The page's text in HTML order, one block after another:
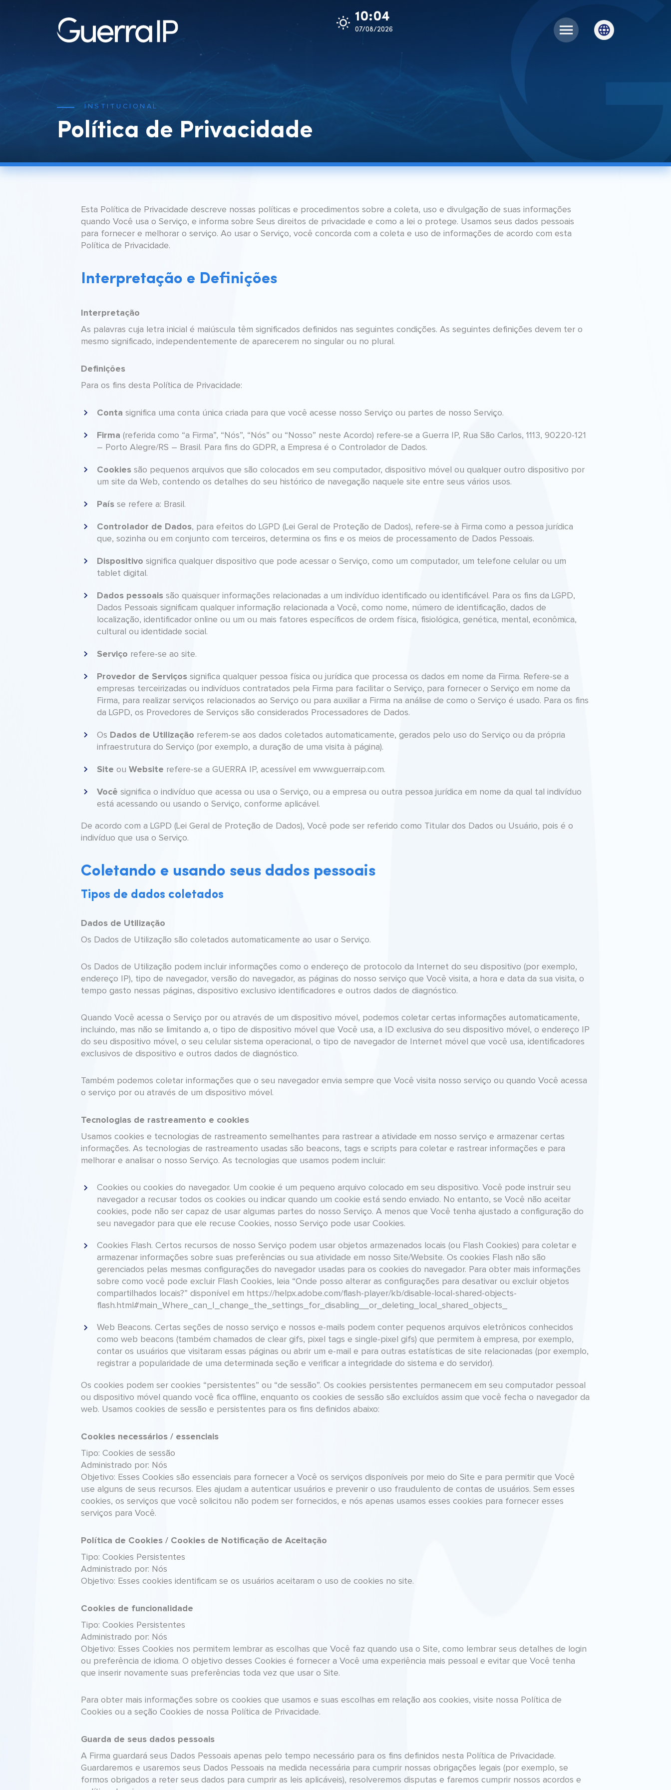
10:05
07/08/2026
INSTITUCIONAL
Política de Privacidade
Esta Política de Privacidade descreve nossas políticas e procedimentos sobre a coleta, uso e divulgação de suas informações
quando Você usa o Serviço, e informa sobre Seus direitos de privacidade e como a lei o protege. Usamos seus dados pessoais
para fornecer e melhorar o serviço. Ao usar o Serviço, você concorda com a coleta e uso de informações de acordo com esta
Política de Privacidade.
Interpretação e Definições
Interpretação
As palavras cuja letra inicial é maiúscula têm significados definidos nas seguintes condições. As seguintes definições devem ter o
mesmo significado, independentemente de aparecerem no singular ou no plural.
Definições
Para os fins desta Política de Privacidade:
Conta significa uma conta única criada para que você acesse nosso Serviço ou partes de nosso Serviço.
Firma (referida como “a Firma”, “Nós”, “Nós” ou “Nosso” neste Acordo) refere-se a Guerra IP, Rua São Carlos, 1113, 90220-121
– Porto Alegre/RS – Brasil. Para fins do GDPR, a Empresa é o Controlador de Dados.
Cookiessão pequenos arquivos que são colocados em seu computador, dispositivo móvel ou qualquer outro dispositivo por
um site da Web, contendo os detalhes do seu histórico de navegação naquele site entre seus vários usos.
Paísse refere a: Brasil.
Controlador de Dados, para efeitos do LGPD (Lei Geral de Proteção de Dados), refere-se à Firma como a pessoa jurídica
que, sozinha ou em conjunto com terceiros, determina os fins e os meios de processamento de Dados Pessoais.
Dispositivo significa qualquer dispositivo que pode acessar o Serviço, como um computador, um telefone celular ou um
tablet digital.
Dados pessoaissão quaisquer informações relacionadas a um indivíduo identificado ou identificável. Para os fins da LGPD,
Dados Pessoais significam qualquer informação relacionada a Você, como nome, número de identificação, dados de
localização, identificador online ou um ou mais fatores específicos de ordem física, fisiológica, genética, mental, econômica,
cultural ou identidade social.
Serviço refere-se ao site.
Provedor de Serviçossignifica qualquer pessoa física ou jurídica que processa os dados em nome da Firma. Refere-se a
empresas terceirizadas ou indivíduos contratados pela Firma para facilitar o Serviço, para fornecer o Serviço em nome da
Firma, para realizar serviços relacionados ao Serviço ou para auxiliar a Firma na análise de como o Serviço é usado. Para os fins
da LGPD, os Provedores de Serviços são considerados Processadores de Dados.
Os Dados de Utilização referem-se aos dados coletados automaticamente, gerados pelo uso do Serviço ou da própria
infraestrutura do Serviço (por exemplo, a duração de uma visita à página).
Site ou Website refere-se a GUERRA IP, acessível em www.guerraip.com.
Você significa o indivíduo que acessa ou usa o Serviço, ou a empresa ou outra pessoa jurídica em nome da qual tal indivíduo
está acessando ou usando o Serviço, conforme aplicável.
De acordo com a LGPD (Lei Geral de Proteção de Dados), Você pode ser referido como Titular dos Dados ou Usuário, pois é o
indivíduo que usa o Serviço.
Coletando e usando seus dados pessoais
Tipos de dados coletados
Dados de Utilização
Os Dados de Utilização são coletados automaticamente ao usar o Serviço.
Os Dados de Utilização podem incluir informações como o endereço de protocolo da Internet do seu dispositivo (por exemplo,
endereço IP), tipo de navegador, versão do navegador, as páginas do nosso serviço que Você visita, a hora e data da sua visita, o
tempo gasto nessas páginas, dispositivo exclusivo identificadores e outros dados de diagnóstico.
Quando Você acessa o Serviço por ou através de um dispositivo móvel, podemos coletar certas informações automaticamente,
incluindo, mas não se limitando a, o tipo de dispositivo móvel que Você usa, a ID exclusiva do seu dispositivo móvel, o endereço IP
do seu dispositivo móvel, o seu celular sistema operacional, o tipo de navegador de Internet móvel que você usa, identificadores
exclusivos de dispositivo e outros dados de diagnóstico.
Também podemos coletar informações que o seu navegador envia sempre que Você visita nosso serviço ou quando Você acessa
o serviço por ou através de um dispositivo móvel.
Tecnologias de rastreamento e cookies
Usamos cookies e tecnologias de rastreamento semelhantes para rastrear a atividade em nosso serviço e armazenar certas
informações. As tecnologias de rastreamento usadas são beacons, tags e scripts para coletar e rastrear informações e para
melhorar e analisar o nosso Serviço. As tecnologias que usamos podem incluir:
Cookies ou cookies do navegador. Um cookie é um pequeno arquivo colocado em seu dispositivo. Você pode instruir seu
navegador a recusar todos os cookies ou indicar quando um cookie está sendo enviado. No entanto, se Você não aceitar
cookies, pode não ser capaz de usar algumas partes do nosso Serviço. A menos que Você tenha ajustado a configuração do
seu navegador para que ele recuse Cookies, nosso Serviço pode usar Cookies.
Cookies Flash. Certos recursos de nosso Serviço podem usar objetos armazenados locais (ou Flash Cookies) para coletar e
armazenar informações sobre suas preferências ou sua atividade em nosso Site/Website. Os cookies Flash não são
gerenciados pelas mesmas configurações do navegador usadas para os cookies do navegador. Para obter mais informações
sobre como você pode excluir Flash Cookies, leia “Onde posso alterar as configurações para desativar ou excluir objetos
compartilhados locais?” disponível em https://helpx.adobe.com/flash-player/kb/disable-local-shared-objects-
flash.html#main_Where_can_I_change_the_settings_for_disabling__or_deleting_local_shared_objects_
Web Beacons. Certas seções de nosso serviço e nossos e-mails podem conter pequenos arquivos eletrônicos conhecidos
como web beacons (também chamados de clear gifs, pixel tags e single-pixel gifs) que permitem à empresa, por exemplo,
contar os usuários que visitaram essas páginas ou abrir um e-mail e para outras estatísticas de site relacionadas (por exemplo,
registrar a popularidade de uma determinada seção e verificar a integridade do sistema e do servidor).
Os cookies podem ser cookies “persistentes” ou “de sessão”. Os cookies persistentes permanecem em seu computador pessoal
ou dispositivo móvel quando você fica offline, enquanto os cookies de sessão são excluídos assim que você fecha o navegador da
web. Usamos cookies de sessão e persistentes para os fins definidos abaixo:
Cookies necessários / essenciais
Tipo: Cookies de sessão
Administrado por: Nós
Objetivo: Esses Cookies são essenciais para fornecer a Você os serviços disponíveis por meio do Site e para permitir que Você
use alguns de seus recursos. Eles ajudam a autenticar usuários e prevenir o uso fraudulento de contas de usuários. Sem esses
cookies, os serviços que você solicitou não podem ser fornecidos, e nós apenas usamos esses cookies para fornecer esses
serviços para Você.
Política de Cookies / Cookies de Notificação de Aceitação
Tipo: Cookies Persistentes
Administrado por: Nós
Objetivo: Esses cookies identificam se os usuários aceitaram o uso de cookies no site.
Cookies de funcionalidade
Tipo: Cookies Persistentes
Administrado por: Nós
Objetivo: Esses Cookies nos permitem lembrar as escolhas que Você faz quando usa o Site, como lembrar seus detalhes de login
ou preferência de idioma. O objetivo desses Cookies é fornecer a Você uma experiência mais pessoal e evitar que Você tenha
que inserir novamente suas preferências toda vez que usar o Site.
Para obter mais informações sobre os cookies que usamos e suas escolhas em relação aos cookies, visite nossa Política de
Cookies ou a seção Cookies de nossa Política de Privacidade.
Guarda de seus dados pessoais
A Firma guardará seus Dados Pessoais apenas pelo tempo necessário para os fins definidos nesta Política de Privacidade.
Guardaremos e usaremos seus Dados Pessoais na medida necessária para cumprir nossas obrigações legais (por exemplo, se
formos obrigados a reter seus dados para cumprir as leis aplicáveis), resolveremos disputas e faremos cumprir nossos acordos e